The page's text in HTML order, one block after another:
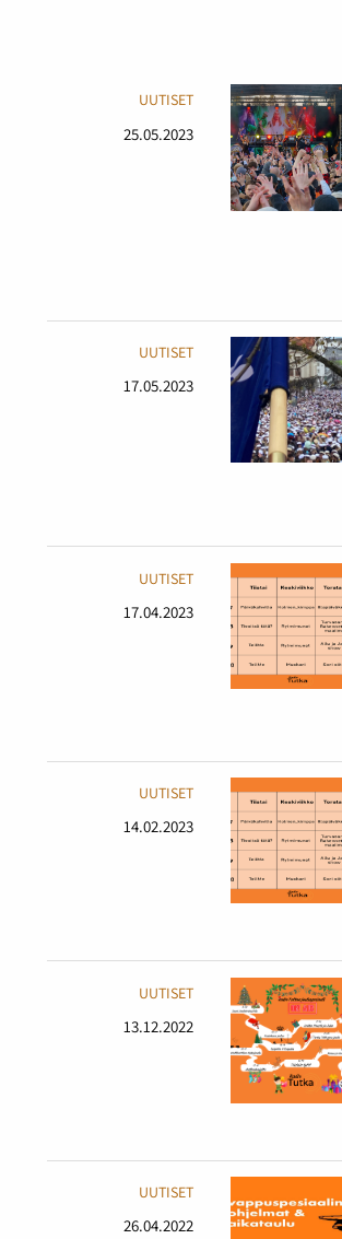
UUTISET
25.05.2023
UUTISET
17.05.2023
UUTISET
17.04.2023
UUTISET
14.02.2023
UUTISET
13.12.2022
UUTISET
26.04.2022